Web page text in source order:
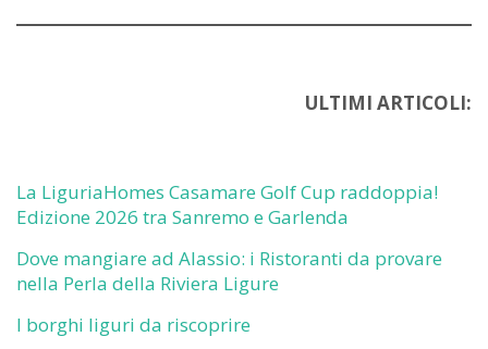
ULTIMI ARTICOLI:
La LiguriaHomes Casamare Golf Cup raddoppia!
Edizione 2026 tra Sanremo e Garlenda
Dove mangiare ad Alassio: i Ristoranti da provare
nella Perla della Riviera Ligure
I borghi liguri da riscoprire